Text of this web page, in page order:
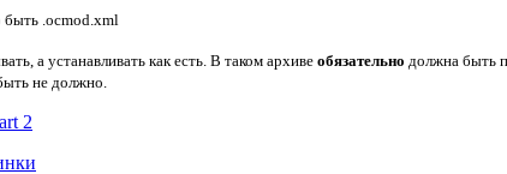
быть .ocmod.xml
а устанавливать как есть. В таком архиве обязательно должна быть
не должно.
2